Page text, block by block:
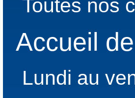
Toutes nos
Accueil
Lundi au